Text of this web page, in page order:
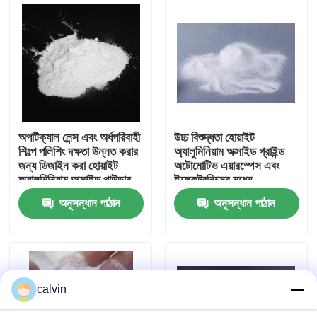
কারখানা ভ্রমণ
মান নিয়ন্ত্রণ
আমাদের সাথে যোগাযোগ করুন
উদ্ধৃতির জন্য আবেদন
সিরামিক ব্লাস্টিং মিডিয়া
সিরামিক পুঁতি বিস্ফোরণ
সিরামিক বিস্ফোরণ ঘষিয়া তুলিয়া ফেলিতে সক্ষম
অপটিক্যাল লেন্স এবং অর্ধপরিবাহী
শিল্পে পলিশিং দক্ষতা উন্নত করার
জন্য ডিজাইন করা হোয়াইট
অ্যালুমিনিয়াম অক্সাইড পাউডার
অনুসন্ধান পাঠান
উচ্চ বিশুদ্ধতা হোয়াইট
অ্যালুমিনিয়াম অক্সাইড গ্রাইন্ড
অটোমোটিভ এয়ারস্পেস এবং
ইলেকট্রনিক্সের মধ্যে
abrasive blasting
grinding এবং পলিশিং জন্য
অনুসন্ধান পাঠান
calvin